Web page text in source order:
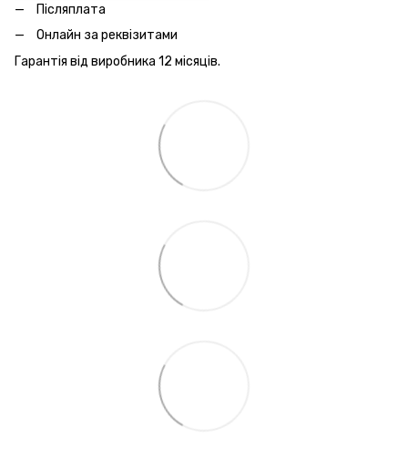
Післяплата
Онлайн за реквізитами
Гарантія від виробника 12 місяців.